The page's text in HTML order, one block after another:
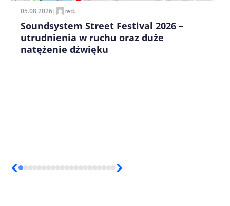
05.08.2026| red.
Soundsystem Street Festival 2026 –
utrudnienia w ruchu oraz duże
natężenie dźwięku